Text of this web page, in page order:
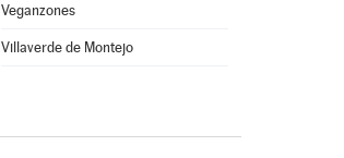
Veganzones
Villaverde de Montejo